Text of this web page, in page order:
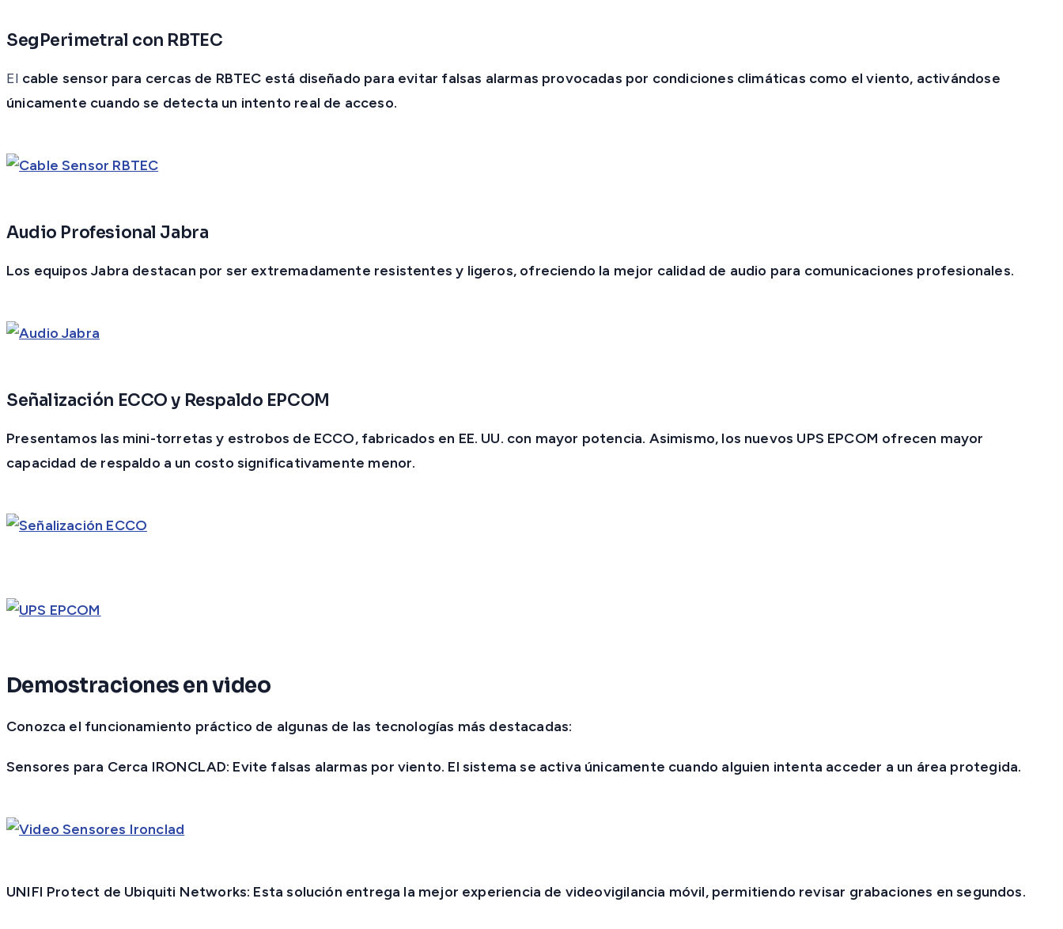
SegPerimetral con RBTEC
El cable sensor para cercas de RBTEC está diseñado para evitar falsas alarmas provocadas por condiciones climáticas como el viento, activándose
únicamente cuando se detecta un intento real de acceso.
Audio Profesional Jabra
Los equiposJabra destacan por ser extremadamente resistentes y ligeros, ofreciendo la mejor calidad de audio para comunicaciones profesionales.
Señalización ECCO y Respaldo EPCOM
Presentamos las mini-torretas y estrobos de ECCO, fabricados en EE. UU. con mayor potencia. Asimismo, los nuevos UPS EPCOM ofrecen mayor
capacidad de respaldo a un costo significativamente menor.
Demostraciones en video
Conozca el funcionamiento práctico de algunas de las tecnologías más destacadas:
Sensores para Cerca IRONCLAD: Evite falsas alarmas por viento. El sistema se activa únicamente cuando alguien intenta acceder a un área protegida.
UNIFI Protect de Ubiquiti Networks: Esta solución entrega la mejor experiencia de videovigilancia móvil, permitiendo revisar grabaciones en segundos.